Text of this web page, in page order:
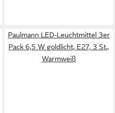
Paulmann LED-Leuchtmittel 3er
Pack 6,5 W goldlicht, E27, 3 St.,
Warmweiß